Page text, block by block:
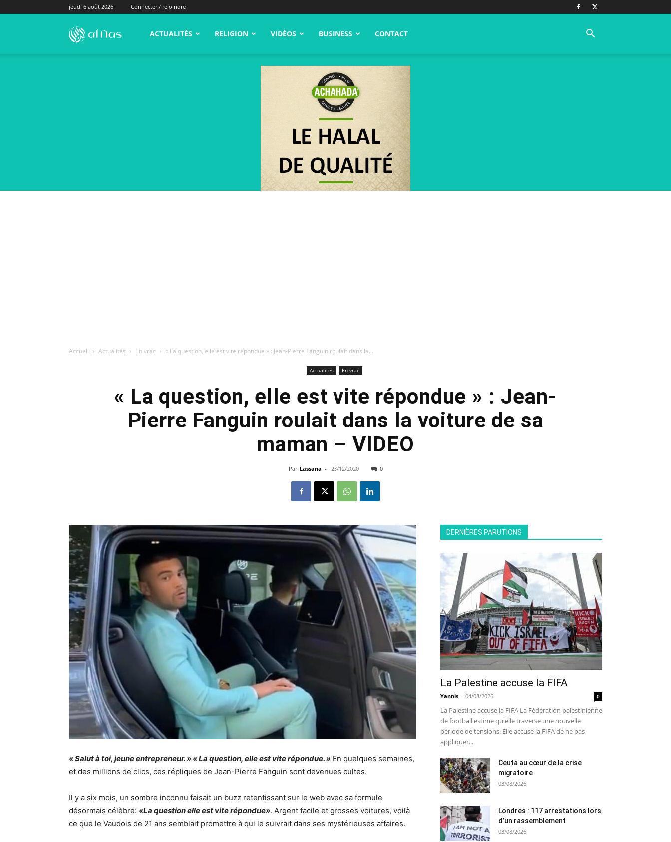
jeudi 6 août 2026 Connecter / rejoindre
alNas.fr ACTUALITÉS RELIGION VIDÉOS BUSINESS CONTACT
Accueil Actualités En vrac « La question, elle est vite répondue » : Jean-Pierre Fanguin roulait dans la...
Actualités En vrac
« La question, elle est vite répondue » : Jean-
Pierre Fanguin roulait dans la voiture de sa
maman – VIDEO
Par Lassana - 23/12/2020 0
« Salut à toi, jeune entrepreneur. » « La question, elle est vite répondue. » En quelques semaines,
et des millions de clics, ces répliques de Jean-Pierre Fanguin sont devenues cultes.
Il y a six mois, un sombre inconnu faisait un buzz retentissant sur le web avec sa formule
désormais célèbre: «La question elle est vite répondue». Argent facile et grosses voitures, voilà
ce que le Vaudois de 21 ans semblait promettre à qui le suivrait dans ses mystérieuses affaires.
DERNIÈRES PARUTIONS
La Palestine accuse la FIFA
Yannis - 04/08/2026 0
La Palestine accuse la FIFA La Fédération palestinienne
de football estime qu'elle traverse une nouvelle
période de tensions. Elle accuse la FIFA de ne pas
appliquer...
Ceuta au cœur de la crise
migratoire
03/08/2026
Londres : 117 arrestations lors
d’un rassemblement
03/08/2026